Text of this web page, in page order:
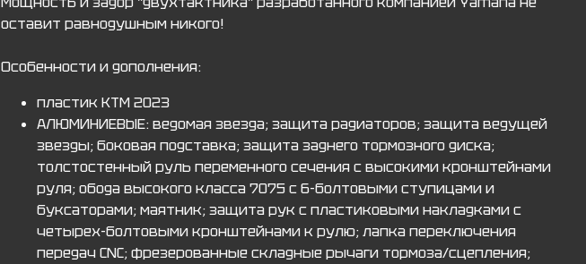
оставит равнодушным никого!
Особенности и дополнения:
пластик KTM 2023
АЛЮМИНИЕВЫЕ: ведомая звезда; защита радиаторов; защита ведущей
звезды; боковая подставка; защита заднего тормозного диска;
толстостенный руль переменного сечения с высокими кронштейнами
руля; обода высокого класса 7075 с 6-болтовыми ступицами и
буксаторами; маятник; защита рук с пластиковыми накладками с
четырех-болтовыми кронштейнами к рулю; лапка переключения
передач CNC; фрезерованные складные рычаги тормоза/сцепления;